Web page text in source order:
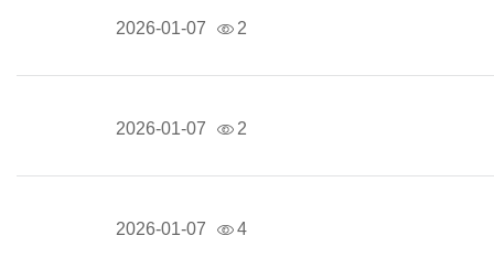
2026-01-07 2
2026-01-07 2
2026-01-07 4